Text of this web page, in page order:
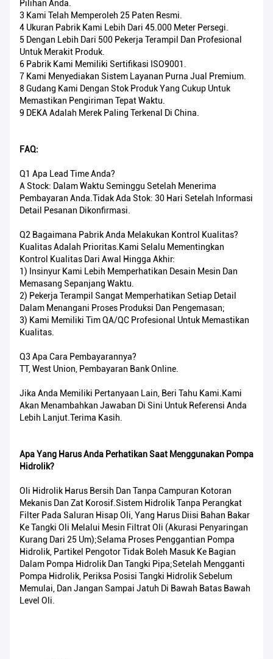
Pilihan Anda.
3 Kami Telah Memperoleh 25 Paten Resmi.
4 Ukuran Pabrik Kami Lebih Dari 45.000 Meter Persegi.
5 Dengan Lebih Dari 500 Pekerja Terampil Dan Profesional
Untuk Merakit Produk.
6 Pabrik Kami Memiliki Sertifikasi ISO9001.
7 Kami Menyediakan Sistem Layanan Purna Jual Premium.
8 Gudang Kami Dengan Stok Produk Yang Cukup Untuk
Memastikan Pengiriman Tepat Waktu.
9 DEKA Adalah Merek Paling Terkenal Di China.
FAQ:
Q1 Apa Lead Time Anda?
A Stock: Dalam Waktu Seminggu Setelah Menerima
Pembayaran Anda.Tidak Ada Stok: 30 Hari Setelah Informasi
Detail Pesanan Dikonfirmasi.
Q2 Bagaimana Pabrik Anda Melakukan Kontrol Kualitas?
Kualitas Adalah Prioritas.Kami Selalu Mementingkan
Kontrol Kualitas Dari Awal Hingga Akhir:
1) Insinyur Kami Lebih Memperhatikan Desain Mesin Dan
Memasang Sepanjang Waktu.
2) Pekerja Terampil Sangat Memperhatikan Setiap Detail
Dalam Menangani Proses Produksi Dan Pengemasan;
3) Kami Memiliki Tim QA/QC Profesional Untuk Memastikan
Kualitas.
Q3 Apa Cara Pembayarannya?
TT, West Union, Pembayaran Bank Online.
Jika Anda Memiliki Pertanyaan Lain, Beri Tahu Kami.Kami
Akan Menambahkan Jawaban Di Sini Untuk Referensi Anda
Lebih Lanjut.Terima Kasih.
Apa Yang Harus Anda Perhatikan Saat Menggunakan Pompa
Hidrolik?
Oli Hidrolik Harus Bersih Dan Tanpa Campuran Kotoran
Mekanis Dan Zat Korosif.Sistem Hidrolik Tanpa Perangkat
Filter Pada Saluran Hisap Oli, Yang Harus Diisi Bahan Bakar
Ke Tangki Oli Melalui Mesin Filtrat Oli (akurasi Penyaringan
Kurang Dari 25 Um);Selama Proses Penggantian Pompa
Hidrolik, Partikel Pengotor Tidak Boleh Masuk Ke Bagian
Dalam Pompa Hidrolik Dan Tangki Pipa;Setelah Mengganti
Pompa Hidrolik, Periksa Posisi Tangki Hidrolik Sebelum
Memulai, Dan Jangan Sampai Jatuh Di Bawah Batas Bawah
Level Oli.